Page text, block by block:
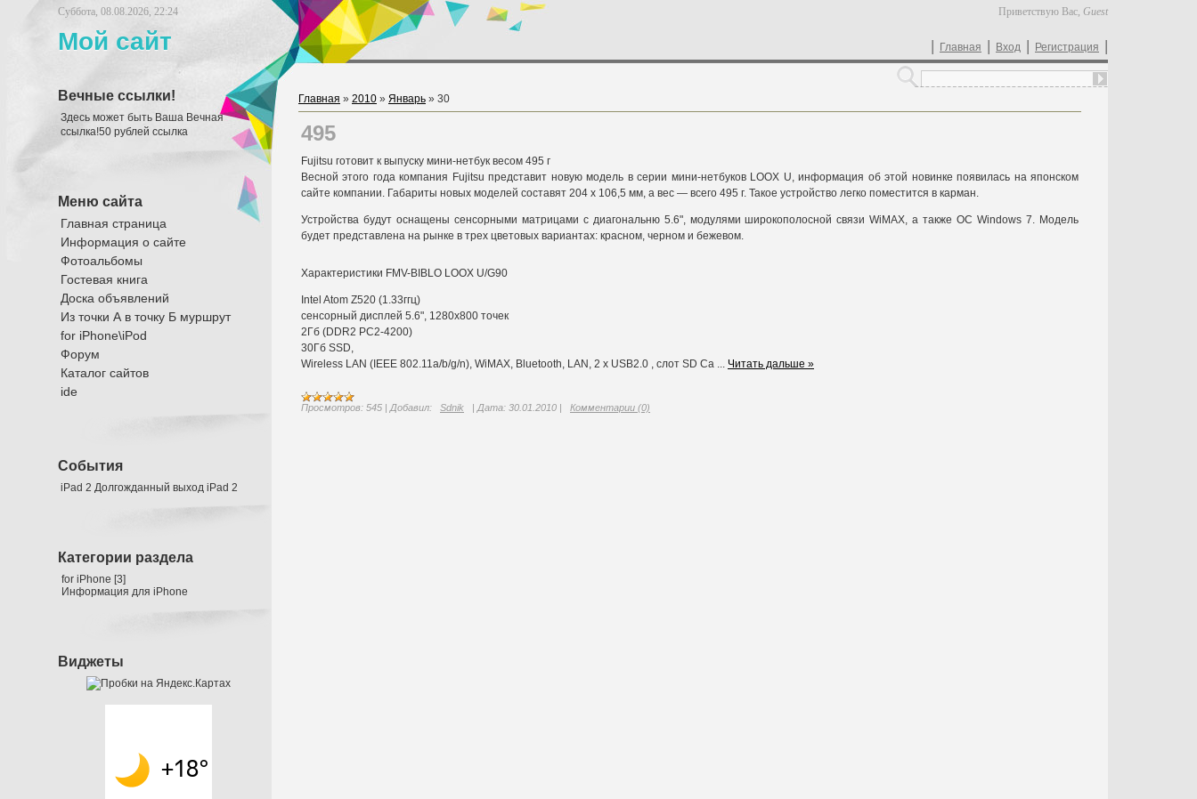
Суббота, 08.08.2026, 22:24 Приветствую Вас, Guest
Мой сайт | Главная | Вход | Регистрация |
Вечные ссылки!
Здесь может быть Ваша Вечная
ссылка!50 рублей ссылка
Меню сайта
Главная страница
Информация о сайте
Фотоальбомы
Гостевая книга
Доска объявлений
Из точки А в точку Б муршрут
for iPhone\iPod
Форум
Каталог сайтов
ide
События
iPad 2 Долгожданный выход iPad 2
Категории раздела
for iPhone [3]
Информация для iPhone
Виджеты
Главная » 2010 » Январь » 30
495
Fujitsu готовит к выпуску мини-нетбук весом 495 г
Весной этого года компания Fujitsu представит новую модель в серии мини-нетбуков LOOX U, информация об этой новинке появилась на японском
сайте компании. Габариты новых моделей составят 204 х 106,5 мм, а вес — всего 495 г. Такое устройство легко поместится в карман.
Устройства будут оснащены сенсорными матрицами с диагональню 5.6", модулями широкополосной связи WiMAX, а также ОС Windows 7. Модель
будет представлена на рынке в трех цветовых вариантах: красном, черном и бежевом.
Характеристики FMV-BIBLO LOOX U/G90
Intel Atom Z520 (1.33ггц)
сенсорный дисплей 5.6", 1280x800 точек
2Гб (DDR2 PC2-4200)
30Гб SSD,
Wireless LAN (IEEE 802.11a/b/g/n), WiMAX, Bluetooth, LAN, 2 x USB2.0 , слот SD Ca ... Читать дальше »
Просмотров: 545 | Добавил: Sdnik | Дата: 30.01.2010 | Комментарии (0)